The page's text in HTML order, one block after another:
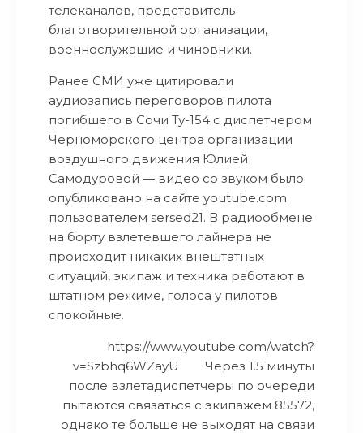
телеканалов, представитель
благотворительной организации,
военнослужащие и чиновники.
Ранее СМИ уже цитировали
аудиозапись переговоров пилота
погибшего в Сочи Ту-154 с диспетчером
Черноморского центра организации
воздушного движения Юлией
Самодуровой — видео со звуком было
опубликовано на сайте youtube.com
пользователем sersed21. В радиообмене
на борту взлетевшего лайнера не
происходит никаких внештатных
ситуаций, экипаж и техника работают в
штатном режиме, голоса у пилотов
спокойные.
https://www.youtube.com/watch?
v=Szbhq6WZayU Через 1.5 минуты
после взлетадиспетчеры по очереди
пытаются связаться с экипажем 85572,
однако те больше не выходят на связи